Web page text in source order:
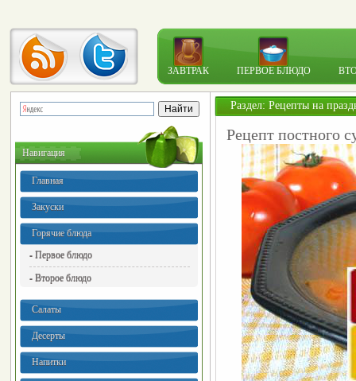
ЗАВТРАК ПЕРВОЕ БЛЮДО
Навигация
Главная
Закуски
Горячие блюда
- Первое блюдо
- Второе блюдо
Салаты
Десерты
Напитки
Раздел: Рецепты на
Рецепт постного